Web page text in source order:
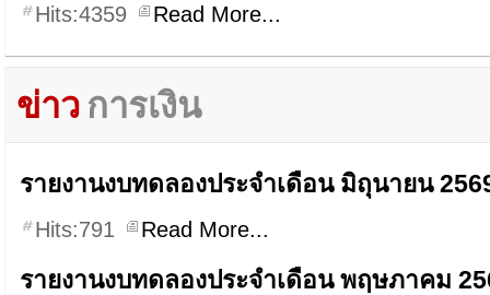
Hits:4359 Read More...
ข่าว การเงิน
รายงานงบทดลองประจำเดือน มิถุนายน
Hits:791 Read More...
รายงานงบทดลองประจำเดือน พฤษภาคม